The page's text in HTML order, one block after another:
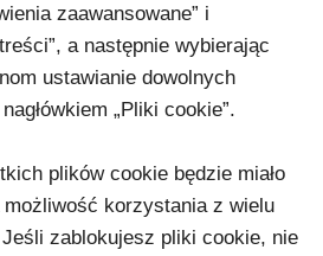
zaawansowane” i
a następnie wybierając
ustawianie dowolnych
„Pliki cookie”.
plików cookie będzie miało
możliwość korzystania z wielu
zablokujesz pliki cookie, nie